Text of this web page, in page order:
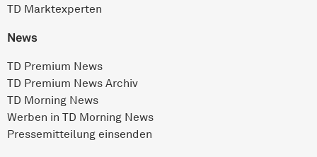
TD Marktexperten
News
TD Premium News
TD Premium News Archiv
TD Morning News
Werben in TD Morning News
Pressemitteilung einsenden